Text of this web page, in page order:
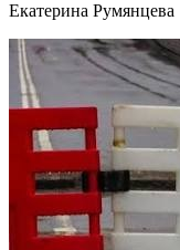
Екатерина Румянцева